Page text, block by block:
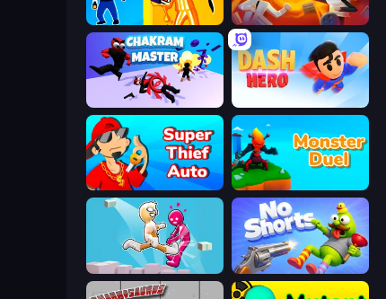
Felon Play: Ragdoll Sandbox
Chakram Master
Super Thief Auto Monster Duel
Pushover No Shorts